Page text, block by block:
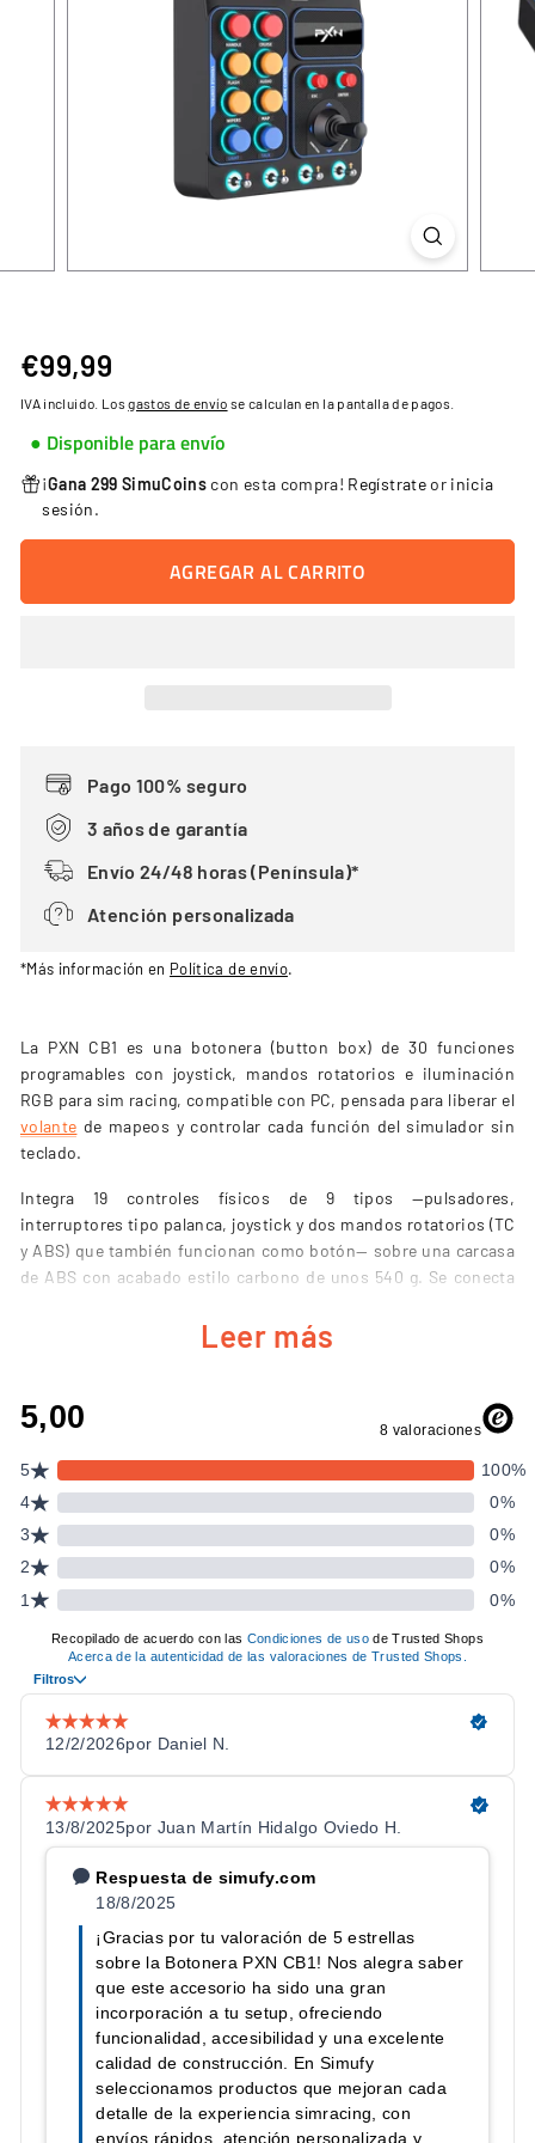
Precio
habitual
€99,99
IVA incluido. Losgastos de envío se calculan en la pantalla de pagos.
● Disponible para envío
¡Gana 299 SimuCoinscon esta compra! Regístrateor inicia
sesión.
AGREGAR AL CARRITO
Pago 100% seguro
3 años de garantía
Envío 24/48 horas (Península)*
Atención personalizada
*Más información en Política de envío.
La PXN CB1 es una botonera (button box) de 30 funciones
programables con joystick, mandos rotatorios e iluminación
RGB para sim racing, compatible con PC, pensada para liberar el
volante de mapeos y controlar cada función del simulador sin
teclado.
Integra 19 controles físicos de 9 tipos —pulsadores,
interruptores tipo palanca, joystick y dos mandos rotatorios (TC
y ABS) que también funcionan como botón— sobre una carcasa
de ABS con acabado estilo carbono de unos 540 g. Se conecta
retroiluminación RGB ofrece 7 colores con brillo ajustable desde
CARACTERÍSTICAS CLAVE DE LA PXN CB1
30 funciones programables repartidas en 19 controles
físicos de 9 tipos: pulsadores, interruptores tipo palanca,
Dos mandos rotatorios (TC y ABS) que actúan también como
botón al pulsarlos.
Iluminación RGB con 7 colores e intensidad regulable desde
las ruletas HANDLE y TC; más colores al conectarla a una
base direct drivePXN.
carbono, de unos 540 g.
Conexión USB-C Plug & Play, sin necesidad de instalar
drivers.
Montaje versátil: abrazadera de mesa incluida para tableros
de hasta 7 cm, o soporte de monitor y patrón VESA 100×100
por los orificios traseros.
ESPECIFICACIONES TÉCNICAS
Leer más